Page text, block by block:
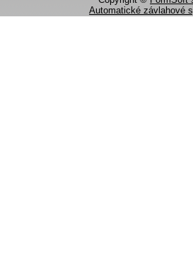
Automatické závlahové